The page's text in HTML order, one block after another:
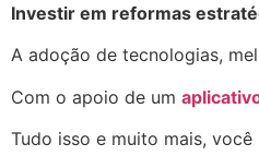
Investir em reformas
A adoção de tecnologias,
Com o apoio de um
Tudo isso e muito mais,